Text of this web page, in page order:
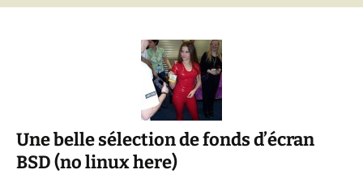
Une belle sélection de fonds d’écran
BSD (no linux here)